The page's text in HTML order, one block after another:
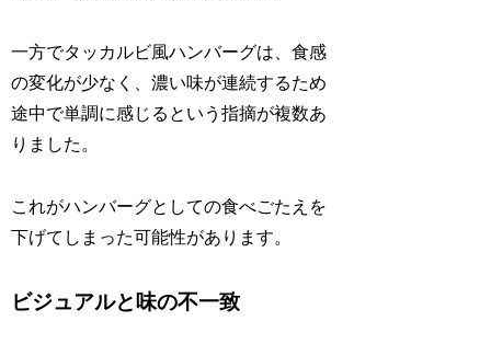
一方でタッカルビ風ハンバーグは、食感
の変化が少なく、濃い味が連続するため
途中で単調に感じるという指摘が複数あ
りました。
これがハンバーグとしての食べごたえを
下げてしまった可能性があります。
ビジュアルと味の不一致